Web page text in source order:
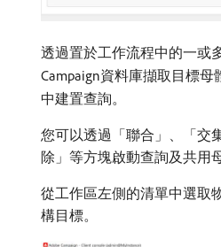
透過置於工作流程中的一或
Campaign資料庫擷取目標母
中建置查詢。
您可以透過「聯合」、「交
除」等方塊啟動查詢及共用
從工作區左側的清單中選取
構目標。